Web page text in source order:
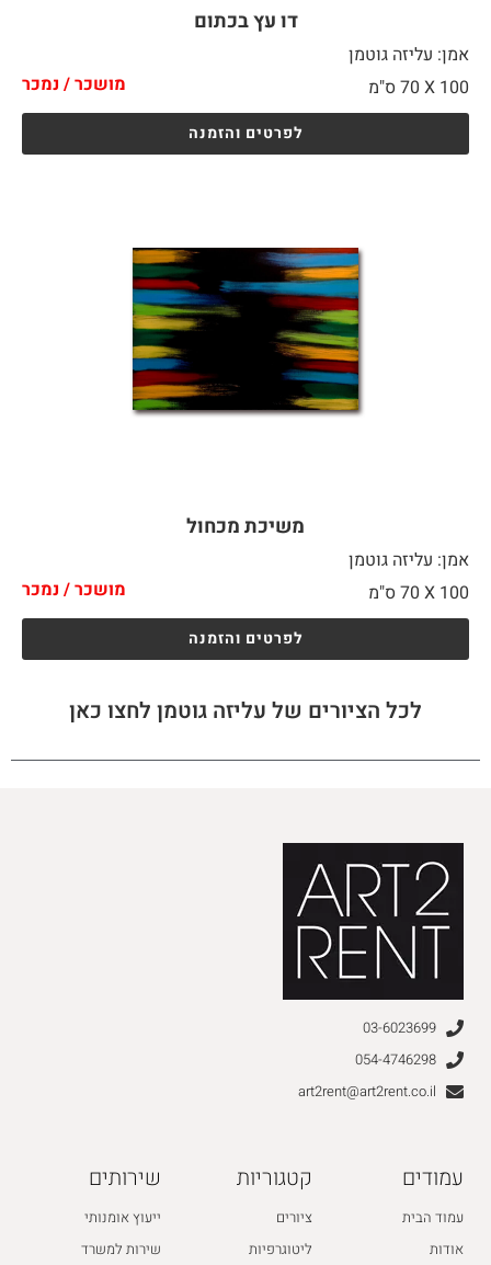
דו עץ בכתום
אמן: עליזה גוטמן
100 X
מושכר / נמכר
לפרטים והזמנה
משיכת מכחול
אמן: עליזה גוטמן
100 X
מושכר / נמכר
לפרטים והזמנה
לכל הציורים של עליזה גוטמן לחצו כאן
03-6023699
054-4746298
art2rent@art2rent.co.il
עמודים
עמוד הבית
אודות
קטגוריות
ציורים
ליטוגרפיות
שירותים
ייעוץ אומנותי
שירות למשרד